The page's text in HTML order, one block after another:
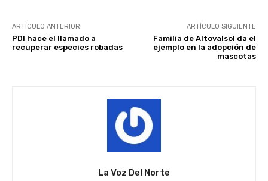
ARTÍCULO ANTERIOR
PDI hace el llamado a
recuperar especies robadas
ARTÍCULO SIGUIENTE
Familia de Altovalsol da el
ejemplo en la adopción de
mascotas
La Voz Del Norte